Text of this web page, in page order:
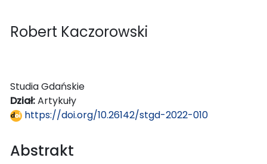
Robert Kaczorowski
Studia Gdańskie
Dział:Artykuły
https://doi.org/10.26142/stgd-2022-010
Abstrakt